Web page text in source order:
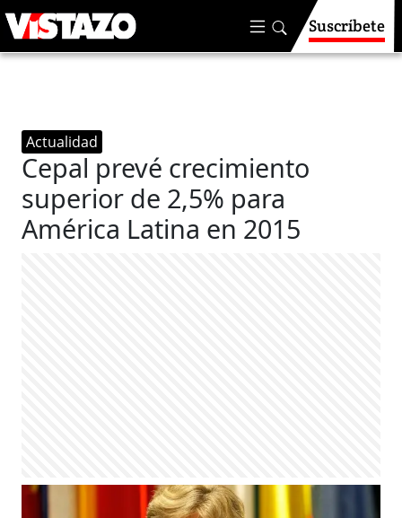
Suscríbete
Actualidad
Cepal prevé crecimiento
superior de 2,5% para
América Latina en 2015